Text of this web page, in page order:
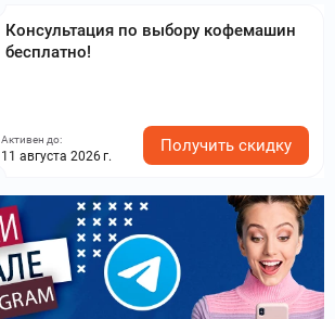
Консультация по выбору кофемашин
бесплатно!
Активен до:
11 августа 2026 г.
Получить скидку